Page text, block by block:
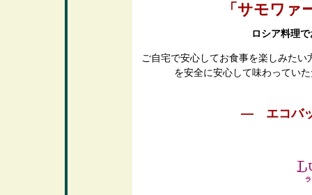
「サモワ
ロシア料理
ご自宅で安心してお食事を楽しみた
を安全に安心して味わってい
― エコバ